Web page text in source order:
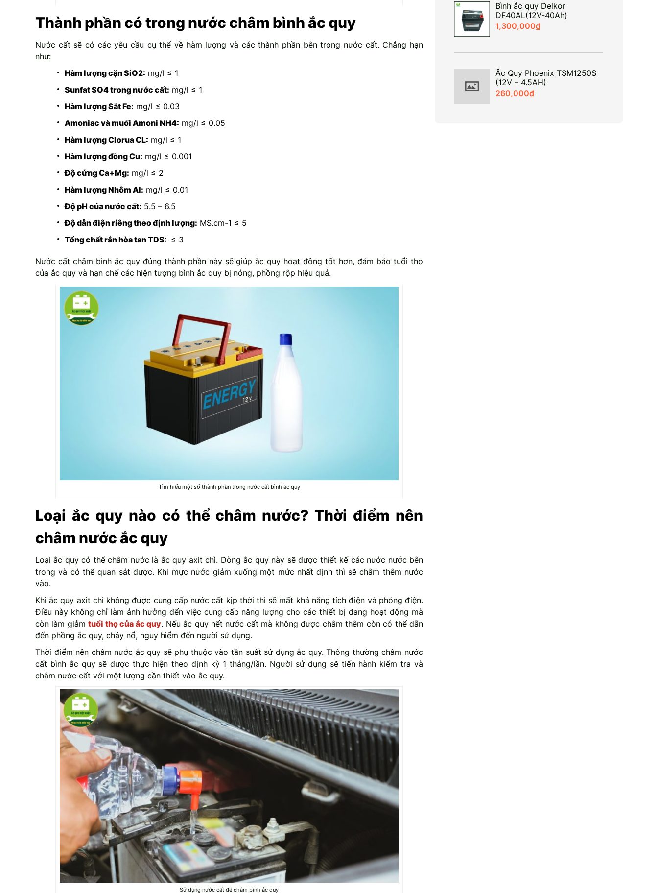
Thành phần có trong nước châm bình ắc quy
Nước cất sẽ có các yêu cầu cụ thể về hàm lượng và các thành phần bên trong nước cất. Chẳng hạn
như:
Hàm lượng cặn SiO2: mg/l ≤ 1
Sunfat SO4 trong nước cất: mg/l ≤ 1
Hàm lượng Sắt Fe: mg/l ≤ 0.03
Amoniac và muối Amoni NH4: mg/l ≤ 0.05
Hàm lượng Clorua CL: mg/l ≤ 1
Hàm lượng đồng Cu: mg/l ≤ 0.001
Độ cứng Ca+Mg: mg/l ≤ 2
Hàm lượng Nhôm Al: mg/l ≤ 0.01
Độ pH của nước cất: 5.5 – 6.5
Độ dẫn điện riêng theo định lượng: MS.cm-1 ≤ 5
Tổng chất rắn hòa tan TDS: ≤ 3
Nước cất châm bình ắc quy đúng thành phần này sẽ giúp ắc quy hoạt động tốt hơn, đảm bảo tuổi thọ
của ắc quy và hạn chế các hiện tượng bình ắc quy bị nóng, phồng rộp hiệu quả.
Tìm hiểu một số thành phần trong nước cất bình ắc quy
Loại ắc quy nào có thể châm nước? Thời điểm nên
châm nước ắc quy
Loại ắc quy có thể châm nước là ắc quy axit chì. Dòng ắc quy này sẽ được thiết kế các nước nước bên
trong và có thể quan sát được. Khi mực nước giảm xuống một mức nhất định thì sẽ châm thêm nước
vào.
Khi ắc quy axit chì không được cung cấp nước cất kịp thời thì sẽ mất khả năng tích điện và phóng điện.
Điều này không chỉ làm ảnh hưởng đến việc cung cấp năng lượng cho các thiết bị đang hoạt động mà
còn làm giảmtuổi thọ của ắc quy. Nếu ắc quy hết nước cất mà không được châm thêm còn có thể dẫn
đến phồng ắc quy, cháy nổ, nguy hiểm đến người sử dụng.
Thời điểm nên châm nước ắc quy sẽ phụ thuộc vào tần suất sử dụng ắc quy. Thông thường châm nước
cất bình ắc quy sẽ được thực hiện theo định kỳ 1 tháng/lần. Người sử dụng sẽ tiến hành kiểm tra và
châm nước cất với một lượng cần thiết vào ắc quy.
Sử dụng nước cất để châm bình ắc quy
Bình ắc quy Delkor
DF40AL(12V-40Ah)
1,300,000₫
Ắc Quy Phoenix TSM1250S
(12V – 4.5AH)
260,000₫